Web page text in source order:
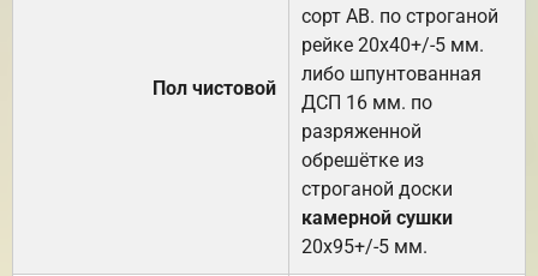
Пол чистовой
сорт АВ. по строганой
рейке 20х40+/-5 мм.
либо шпунтованная
ДСП 16 мм. по
разряженной
обрешётке из
строганой доски
камерной сушки
20х95+/-5 мм.